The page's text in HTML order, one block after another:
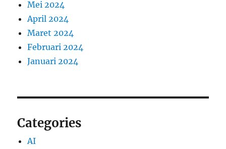
Mei 2024
April 2024
Maret 2024
Februari 2024
Januari 2024
Categories
AI